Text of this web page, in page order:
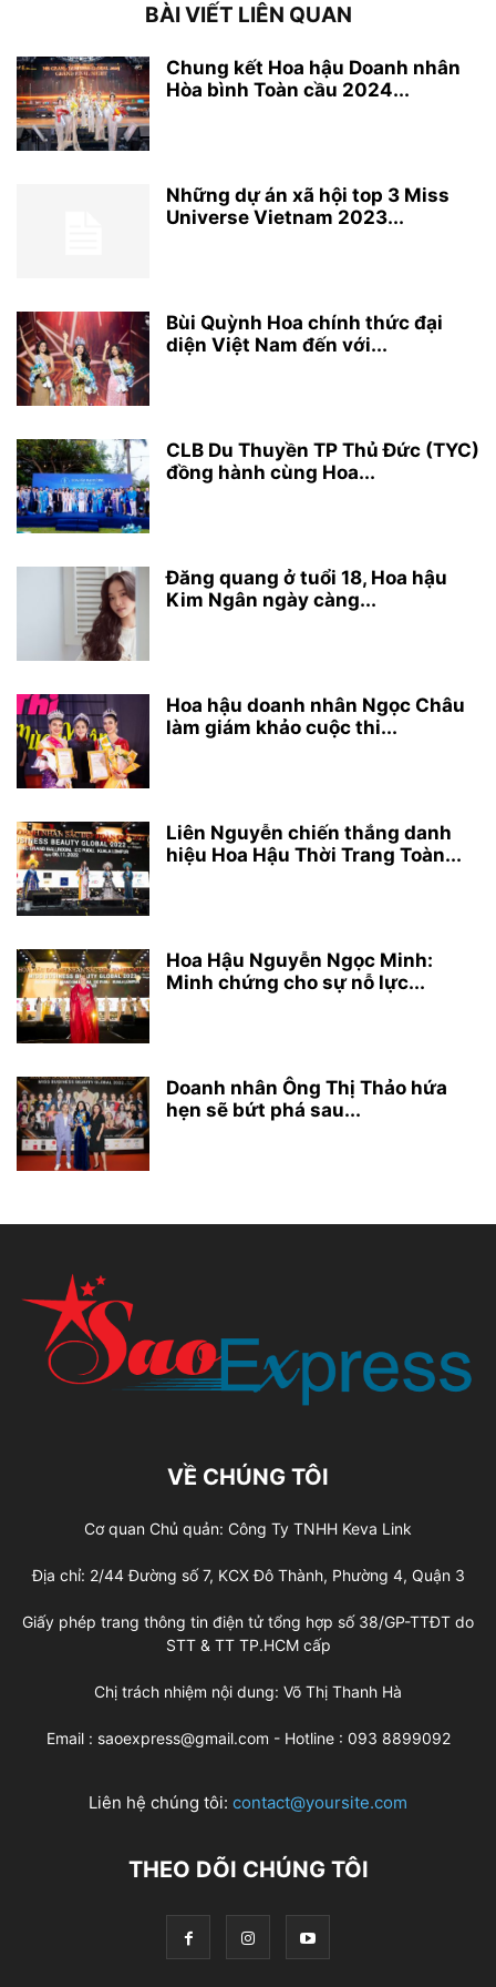
BÀI VIẾT LIÊN QUAN
Chung kết Hoa hậu Doanh nhân
Hòa bình Toàn cầu 2024...
Những dự án xã hội top 3 Miss
Universe Vietnam 2023...
Bùi Quỳnh Hoa chính thức đại
diện Việt Nam đến với...
CLB Du Thuyền TP Thủ Đức (TYC)
đồng hành cùng Hoa...
Đăng quang ở tuổi 18, Hoa hậu
Kim Ngân ngày càng...
Hoa hậu doanh nhân Ngọc Châu
làm giám khảo cuộc thi...
Liên Nguyễn chiến thắng danh
hiệu Hoa Hậu Thời Trang Toàn...
Hoa Hậu Nguyễn Ngọc Minh:
Minh chứng cho sự nỗ lực...
Doanh nhân Ông Thị Thảo hứa
hẹn sẽ bứt phá sau...
VỀ CHÚNG TÔI
Cơ quan Chủ quản: Công Ty TNHH Keva Link
Địa chỉ: 2/44 Đường số 7, KCX Đô Thành, Phường 4, Quận 3
Giấy phép trang thông tin điện tử tổng hợp số 38/GP-TTĐT do
STT & TT TP.HCM cấp
Chị trách nhiệm nội dung: Võ Thị Thanh Hà
Email : saoexpress@gmail.com - Hotline : 093 8899092
Liên hệ chúng tôi: contact@yoursite.com
THEO DÕI CHÚNG TÔI